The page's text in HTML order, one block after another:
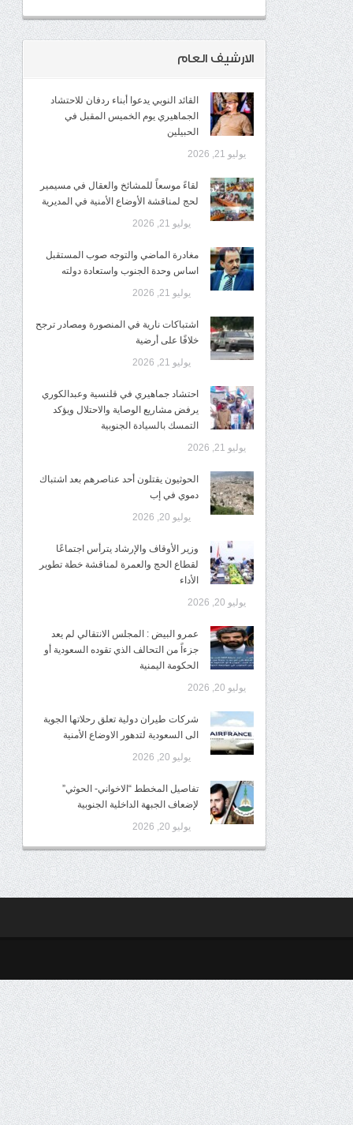
الارشيف العام
القائد النوبي يدعوا أبناء ردفان للاحتشاد
الجماهيري يوم الخميس المقبل في
الحبيلين
يوليو 21, 2026
لقاءً موسعاً للمشائخ والعقال في مسيمير
لحج لمناقشة الأوضاع الأمنية في المديرية
يوليو 21, 2026
مغادرة الماضي والتوجه صوب المستقبل
اساس وحدة الجنوب واستعادة دولته
يوليو 21, 2026
اشتباكات نارية في المنصورة ومصادر ترجح
خلافًا على أرضية
يوليو 21, 2026
احتشاد جماهيري في قلنسية وعبدالكوري
يرفض مشاريع الوصاية والاحتلال ويؤكد
التمسك بالسيادة الجنوبية
يوليو 21, 2026
الحوثيون يقتلون أحد عناصرهم بعد اشتباك
دموي في إب
يوليو 20, 2026
وزير الأوقاف والإرشاد يترأس اجتماعًا
لقطاع الحج والعمرة لمناقشة خطة تطوير
الأداء
يوليو 20, 2026
عمرو البيض : المجلس الانتقالي لم يعد
جزءاً من التحالف الذي تقوده السعودية أو
الحكومة اليمنية
يوليو 20, 2026
شركات طيران دولية تعلق رحلاتها الجوية
الى السعودية لتدهور الاوضاع الأمنية
يوليو 20, 2026
تفاصيل المخطط “الاخواني- الحوثي”
لإضعاف الجبهة الداخلية الجنوبية
يوليو 20, 2026